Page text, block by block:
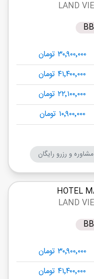
BB
۳۰٬۹۰۰٬۰۰۰ تومان
۴۱٬۴۰۰٬۰۰۰ تومان
۲۲٬۱۰۰٬۰۰۰ تومان
۱۰٬۹۰۰٬۰۰۰ تومان
مشاوره و رزرو رایگان
BB
۳۰٬۹۰۰٬۰۰۰ تومان
۴۱٬۴۰۰٬۰۰۰ تومان